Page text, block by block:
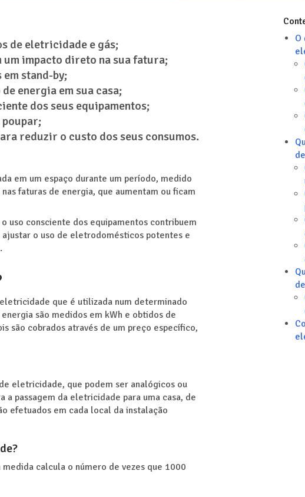
O
de eletricidade e gás;
impacto direto na sua fatura;
stand-by;
energia em sua casa;
dos seus equipamentos;
poupar;
reduzir o custo dos seus consumos.
em um espaço durante um período, medido
faturas de energia, que aumentam ou ficam
uso consciente dos equipamentos contribuem
o uso de eletrodomésticos potentes e
que é utilizada num determinado
são medidos em kWh e obtidos de
são cobrados através de um preço específico,
eletricidade, que podem ser analógicos ou
passagem da eletricidade para uma casa, de
efetuados em cada local da instalação
calcula o número de vezes que 1000